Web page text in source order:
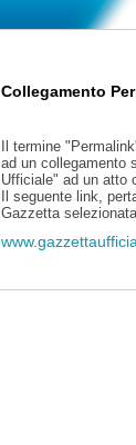
Collegamento
Il termine
ad un collegamento
Ufficiale" ad un atto
Il seguente link,
Gazzetta